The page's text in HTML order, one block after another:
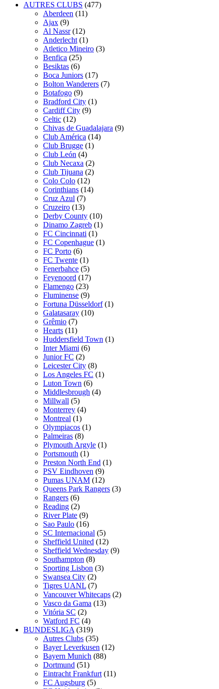
AUTRES CLUBS (477)
Aberdeen (11)
Ajax (9)
Al Nassr (12)
Anderlecht (1)
Atletico Mineiro (3)
Benfica (25)
Besiktas (6)
Boca Juniors (17)
Bolton Wanderers (7)
Botafogo (9)
Bradford City (1)
Cardiff City (9)
Celtic (12)
Chivas de Guadalajara (9)
Club América (14)
Club Brugge (1)
Club León (4)
Club Necaxa (2)
Club Tijuana (2)
Colo Colo (12)
Corinthians (14)
Cruz Azul (7)
Cruzeiro (13)
Derby County (10)
Dinamo Zagreb (1)
FC Cincinnati (1)
FC Copenhague (1)
FC Porto (6)
FC Twente (1)
Fenerbahce (5)
Feyenoord (17)
Flamengo (23)
Fluminense (9)
Fortuna Düsseldorf (1)
Galatasaray (10)
Grêmio (7)
Hearts (11)
Huddersfield Town (1)
Inter Miami (6)
Junior FC (2)
Leicester City (8)
Los Angeles FC (1)
Luton Town (6)
Middlesbrough (4)
Millwall (5)
Monterrey (4)
Montreal (1)
Olympiacos (1)
Palmeiras (8)
Plymouth Argyle (1)
Portsmouth (1)
Preston North End (1)
PSV Eindhoven (9)
Pumas UNAM (12)
Queens Park Rangers (3)
Rangers (6)
Reading (2)
River Plate (9)
Sao Paulo (16)
SC Internacional (5)
Sheffield United (12)
Sheffield Wednesday (9)
Southampton (8)
Sporting Lisbon (3)
Swansea City (2)
Tigres UANL (7)
Vancouver Whitecaps (2)
Vasco da Gama (13)
Vitória SC (2)
Watford FC (4)
BUNDESLIGA (319)
Autres Clubs (35)
Bayer Leverkusen (12)
Bayern Munich (88)
Dortmund (51)
Eintracht Frankfurt (11)
FC Augsburg (5)